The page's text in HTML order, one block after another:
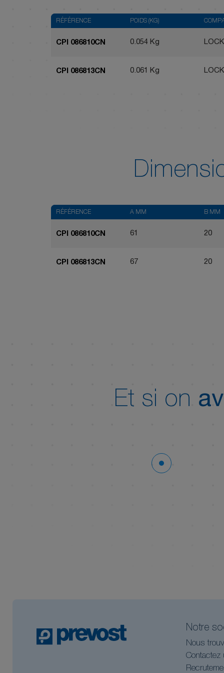
RÉFÉRENCE POIDS (KG)
CPI 086810CN 0.054 Kg
CPI 086813CN 0.061 Kg
RÉFÉRENCE A MM B MM
CPI 086810CN 61 20
CPI 086813CN 67 20
Et si on
Notre
Nous
Contactez